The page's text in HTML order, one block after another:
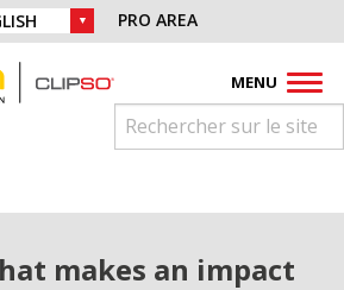
Linkedin
OF LANGUAGE :PRO AREA
MENU
makes an impact